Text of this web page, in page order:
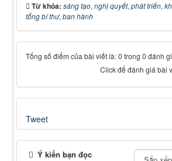
Từ khóa:sáng tạo,nghị quyết,phát triển,
tổng bí thư,ban hành
Tổng số điểm của bài viết là: 0 trong 0 đánh
Click để đánh giá bài
Tweet
Ý kiến bạn đọc